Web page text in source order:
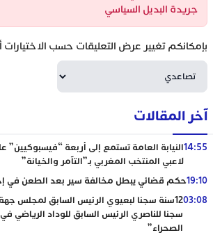
جريدة البديل السياسي
بإمكانكم تغيير عرض التعليقات حسب الاختيارات
آخر المقالات
14:55النيابة العامة تستمع إلى أربعة “فيسبوكيين”
لاعبي المنتخب المغربي بـ”التآمر والخيانة”
19:10حكم قضائي يبطل مخالفة سير بعد الطعن في
03:08
سجنا للناصري الرئيس السابق للوداد الرياضي
الصحراء”